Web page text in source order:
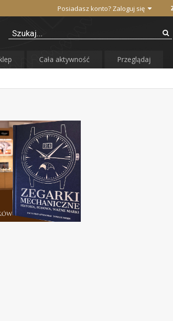
Posiadasz konto? Zaloguj się
Cała aktywność Przeglądaj